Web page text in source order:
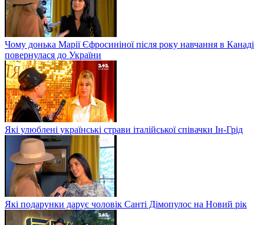
Чому донька Марії Єфросиніної після року навчання в Канаді
повернулася до України
Які улюблені українські страви італійської співачки Ін-Грід
Які подарунки дарує чоловік Санті Дімопулос на Новий рік